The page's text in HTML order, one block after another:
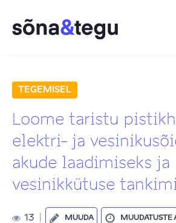
TEGEMISEL
Loome taristu
elektri- ja
akude laadimiseks ja
vesinikkütuse
13 MUUDA MUUDATUSTE